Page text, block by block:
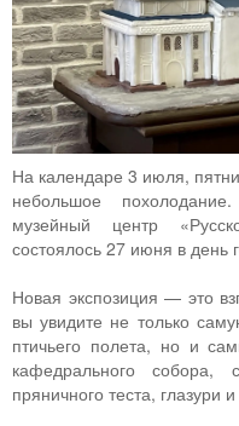
На календаре 3 июля,
небольшое
музейный центр
состоялось 27 июня в день
Новая экспозиция — это
вы увидите не только
птичьего полета, но и
кафедрального собора,
пряничного теста, глазури